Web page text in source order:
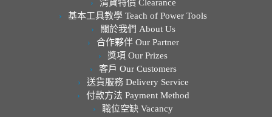
清貨特價 Clearance
基本工具教學 Teach of Power Tools
關於我們 About Us
合作夥伴 Our Partner
獎項 Our Prizes
客戶 Our Customers
送貨服務 Delivery Service
付款方法 Payment Method
職位空缺 Vacancy